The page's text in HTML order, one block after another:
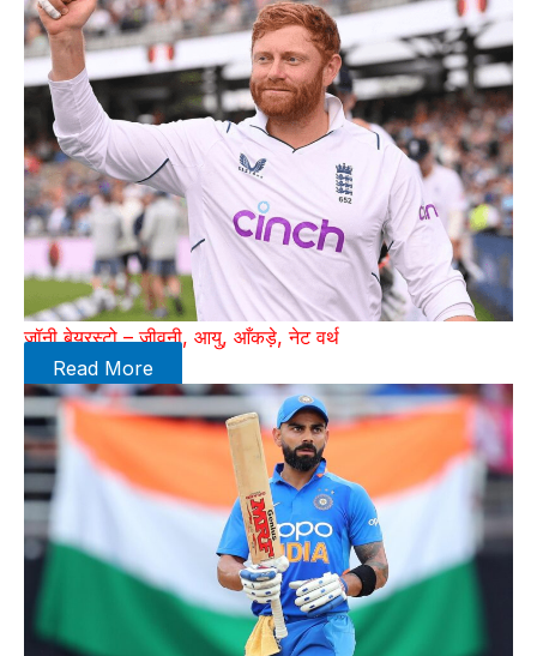
जॉनी बेयरस्टो – जीवनी, आयु, आँकड़े, नेट वर्थ
Read More